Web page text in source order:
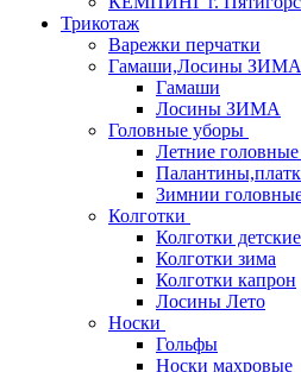
Трикотаж
Варежки перчатки
Гамаши,Лосины ЗИМА
Гамаши
Лосины ЗИМА
Головные уборы
Летние
Зимнии
Колготки
Колготки
Колготки зима
Колготки капрон
Лосины Лето
Носки
Гольфы
Носки махровые